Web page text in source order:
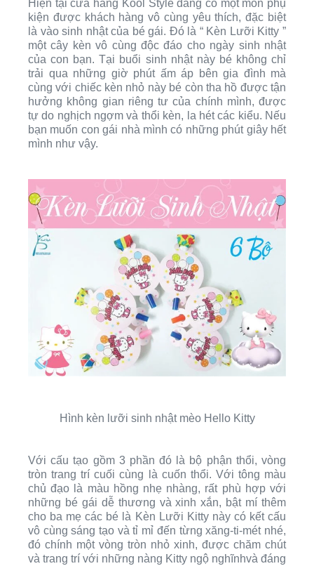
Hiện tại cửa hàng Kool Style đang có một món phụ
kiện được khách hàng vô cùng yêu thích, đặc biệt
là vào sinh nhật của bé gái. Đó là “ Kèn Lưỡi Kitty ”
một cây kèn vô cùng độc đáo cho ngày sinh nhật
của con bạn. Tại buổi sinh nhật này bé không chỉ
trải qua những giờ phút ấm áp bên gia đình mà
cùng với chiếc kèn nhỏ này bé còn tha hồ được tận
hưởng không gian riêng tư của chính mình, được
tự do nghịch ngợm và thổi kèn, la hét các kiểu. Nếu
bạn muốn con gái nhà mình có những phút giây hết
mình như vậy.
Hình kèn lưỡi sinh nhật mèo Hello Kitty
Với cấu tạo gồm 3 phần đó là bộ phận thổi, vòng
tròn trang trí cuối cùng là cuốn thổi. Với tông màu
chủ đạo là màu hồng nhẹ nhàng, rất phù hợp với
những bé gái dễ thương và xinh xắn, bật mí thêm
cho ba mẹ các bé là Kèn Lưỡi Kitty này có kết cấu
vô cùng sáng tạo và tỉ mỉ đến từng xăng-ti-mét nhé,
đó chính một vòng tròn nhỏ xinh, được chăm chút
và trang trí với những nàng Kitty ngộ nghĩnhvà đáng